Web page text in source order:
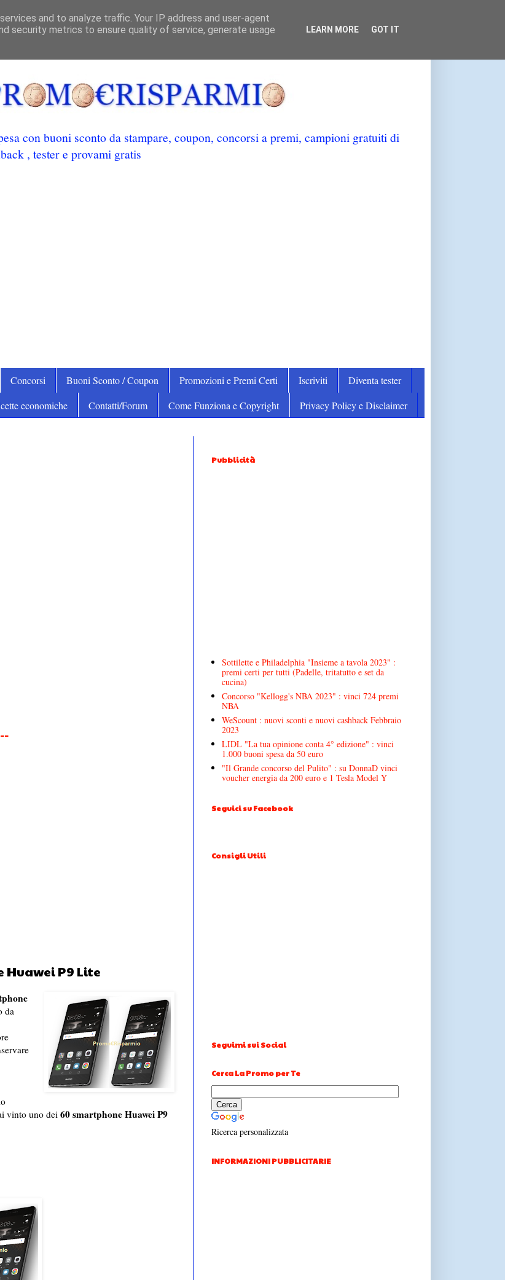
con buoni sconto da stampare, coupon, concorsi a premi, campioni gratuiti di
, tester e provami gratis
Concorsi Buoni Sconto / Coupon Promozioni e Premi Certi Iscriviti
Diventa tester
economiche Contatti/Forum Come Funziona e Copyright Privacy Policy e Disclaimer
P9 Lite
da
vinto uno dei 60 smartphone Huawei P9
Pubblicità
Sottilette e Philadelphia "Insieme a tavola 2023" :
premi certi per tutti (Padelle, tritatutto e set da
cucina)
Concorso "Kellogg's NBA 2023" : vinci 724 premi
NBA
WeScount : nuovi sconti e nuovi cashback Febbraio
2023
LIDL "La tua opinione conta 4° edizione" : vinci
1.000 buoni spesa da 50 euro
"Il Grande concorso del Pulito" : su DonnaD vinci
voucher energia da 200 euro e 1 Tesla Model Y
Seguici su Facebook
Consigli Utili
Seguimi sui Social
Cerca La Promo per Te
Ricerca personalizzata
INFORMAZIONI PUBBLICITARIE
and to analyze traffic. Your IP address and user-agent
security metrics to ensure quality of service, generate usage
LEARN MORE GOT IT